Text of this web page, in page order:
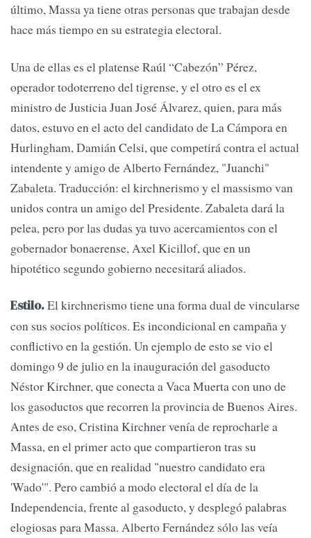
último, Massa ya tiene otras personas que trabajan desde
hace más tiempo en su estrategia electoral.
Una de ellas es el platense Raúl “Cabezón” Pérez,
operador todoterreno del tigrense, y el otro es el ex
ministro de Justicia Juan José Álvarez, quien, para más
datos, estuvo en el acto del candidato de La Cámpora en
Hurlingham, Damián Celsi, que competirá contra el actual
intendente y amigo de Alberto Fernández, "Juanchi"
Zabaleta. Traducción: el kirchnerismo y el massismo van
unidos contra un amigo del Presidente. Zabaleta dará la
pelea, pero por las dudas ya tuvo acercamientos con el
gobernador bonaerense, Axel Kicillof, que en un
hipotético segundo gobierno necesitará aliados.
Estilo.El kirchnerismo tiene una forma dual de vincularse
con sus socios políticos. Es incondicional en campaña y
conflictivo en la gestión. Un ejemplo de esto se vio el
domingo 9 de julio en la inauguración del gasoducto
Néstor Kirchner, que conecta a Vaca Muerta con uno de
los gasoductos que recorren la provincia de Buenos Aires.
Antes de eso, Cristina Kirchner venía de reprocharle a
Massa, en el primer acto que compartieron tras su
designación, que en realidad "nuestro candidato era
'Wado'". Pero cambió a modo electoral el día de la
Independencia, frente al gasoducto, y desplegó palabras
elogiosas para Massa. Alberto Fernández sólo las veía